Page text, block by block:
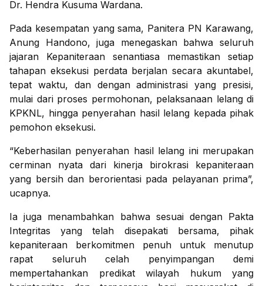
Dr. Hendra Kusuma Wardana.
Pada kesempatan yang sama, Panitera PN Karawang,
Anung Handono, juga menegaskan bahwa seluruh
jajaran Kepaniteraan senantiasa memastikan setiap
tahapan eksekusi perdata berjalan secara akuntabel,
tepat waktu, dan dengan administrasi yang presisi,
mulai dari proses permohonan, pelaksanaan lelang di
KPKNL, hingga penyerahan hasil lelang kepada pihak
pemohon eksekusi.
“Keberhasilan penyerahan hasil lelang ini merupakan
cerminan nyata dari kinerja birokrasi kepaniteraan
yang bersih dan berorientasi pada pelayanan prima”,
ucapnya.
Ia juga menambahkan bahwa sesuai dengan Pakta
Integritas yang telah disepakati bersama, pihak
kepaniteraan berkomitmen penuh untuk menutup
rapat seluruh celah penyimpangan demi
mempertahankan predikat wilayah hukum yang